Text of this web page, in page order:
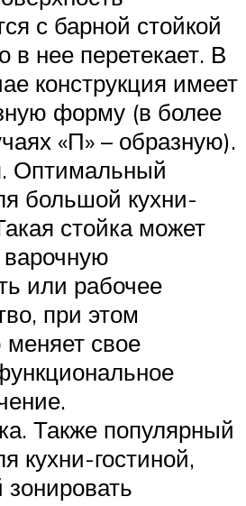
с барной стойкой
в нее перетекает. В
конструкция имеет
форму (в более
«П» – образную).
Оптимальный
большой кухни-
стойка может
или рабочее
при этом
свое
Также популярный
кухни-гостиной,